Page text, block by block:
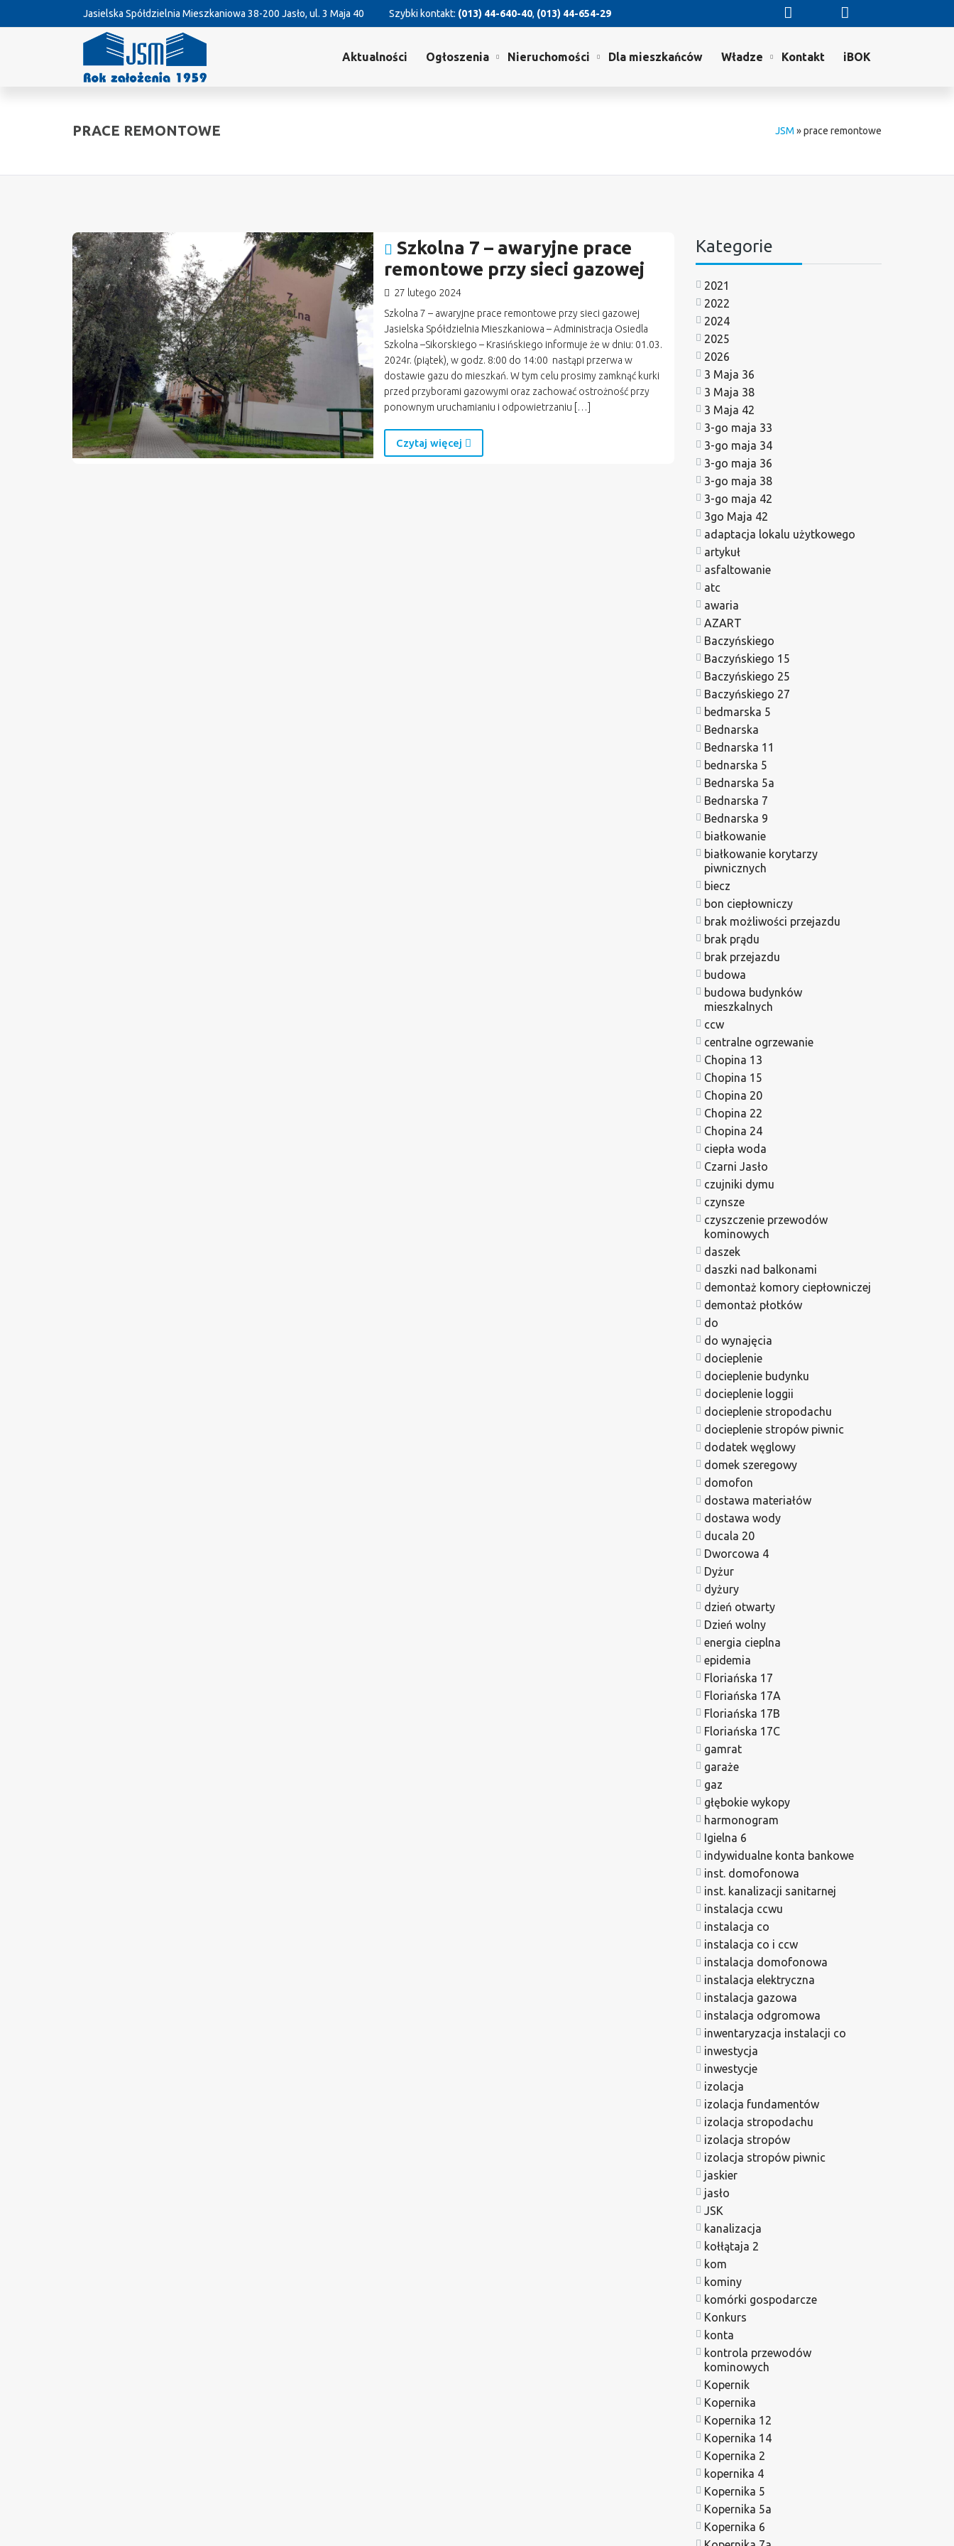
Jasielska Spółdzielnia Mieszkaniowa 38-200 Jasło, ul. 3 Maja 40 Szybki kontakt: (013) 44-640-40, (013) 44-654-29
Aktualności Ogłoszenia Nieruchomości Dla mieszkańców Władze Kontakt iBOK
PRACE REMONTOWE JSM »prace remontowe
Szkolna 7 – awaryjne prace
remontowe przy sieci gazowej
27 lutego 2024
Szkolna 7 – awaryjne prace remontowe przy sieci gazowej
Jasielska Spółdzielnia Mieszkaniowa – Administracja Osiedla
Szkolna –Sikorskiego – Krasińskiego informuje że w dniu: 01.03.
2024r. (piątek), w godz. 8:00 do 14:00 nastąpi przerwa w
dostawie gazu do mieszkań. W tym celu prosimy zamknąć kurki
przed przyborami gazowymi oraz zachować ostrożność przy
ponownym uruchamianiu i odpowietrzaniu […]
Czytaj więcej
Kategorie
2021
2022
2024
2025
2026
3 Maja 36
3 Maja 38
3 Maja 42
3-go maja 33
3-go maja 34
3-go maja 36
3-go maja 38
3-go maja 42
3go Maja 42
adaptacja lokalu użytkowego
artykuł
asfaltowanie
atc
awaria
AZART
Baczyńskiego
Baczyńskiego 15
Baczyńskiego 25
Baczyńskiego 27
bedmarska 5
Bednarska
Bednarska 11
bednarska 5
Bednarska 5a
Bednarska 7
Bednarska 9
białkowanie
białkowanie korytarzy
piwnicznych
biecz
bon ciepłowniczy
brak możliwości przejazdu
brak prądu
brak przejazdu
budowa
budowa budynków
mieszkalnych
ccw
centralne ogrzewanie
Chopina 13
Chopina 15
Chopina 20
Chopina 22
Chopina 24
ciepła woda
Czarni Jasło
czujniki dymu
czynsze
czyszczenie przewodów
kominowych
daszek
daszki nad balkonami
demontaż komory ciepłowniczej
demontaż płotków
do
do wynajęcia
docieplenie
docieplenie budynku
docieplenie loggii
docieplenie stropodachu
docieplenie stropów piwnic
dodatek węglowy
domek szeregowy
domofon
dostawa materiałów
dostawa wody
ducala 20
Dworcowa 4
Dyżur
dyżury
dzień otwarty
Dzień wolny
energia cieplna
epidemia
Floriańska 17
Floriańska 17A
Floriańska 17B
Floriańska 17C
gamrat
garaże
gaz
głębokie wykopy
harmonogram
Igielna 6
indywidualne konta bankowe
inst. domofonowa
inst. kanalizacji sanitarnej
instalacja ccwu
instalacja co
instalacja co i ccw
instalacja domofonowa
instalacja elektryczna
instalacja gazowa
instalacja odgromowa
inwentaryzacja instalacji co
inwestycja
inwestycje
izolacja
izolacja fundamentów
izolacja stropodachu
izolacja stropów
izolacja stropów piwnic
jaskier
jasło
JSK
kanalizacja
kołłątaja 2
kom
kominy
komórki gospodarcze
Konkurs
konta
kontrola przewodów
kominowych
Kopernik
Kopernika
Kopernika 12
Kopernika 14
Kopernika 2
kopernika 4
Kopernika 5
Kopernika 5a
Kopernika 6